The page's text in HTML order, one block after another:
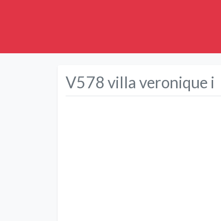
V578 villa veronique i